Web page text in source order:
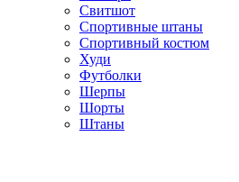
Свитшот
Спортивные штаны
Спортивный костюм
Худи
Футболки
Шерпы
Шорты
Штаны